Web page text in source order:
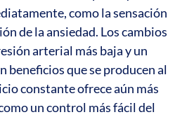
como la sensación
de la ansiedad. Los cambios
arterial más baja y un
beneficios que se producen al
constante ofrece aún más
un control más fácil del